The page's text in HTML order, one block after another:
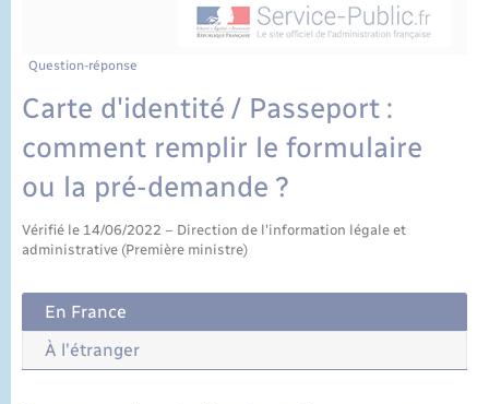
Question-réponse
Carte d'identité / Passeport :
comment remplir le formulaire
ou la pré-demande ?
Vérifié le 14/06/2022 – Direction de l'information légale et
administrative (Première ministre)
En France
À l'étranger